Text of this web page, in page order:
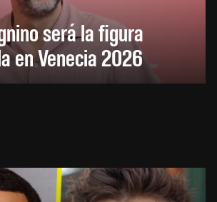
será la figura
en Venecia 2026